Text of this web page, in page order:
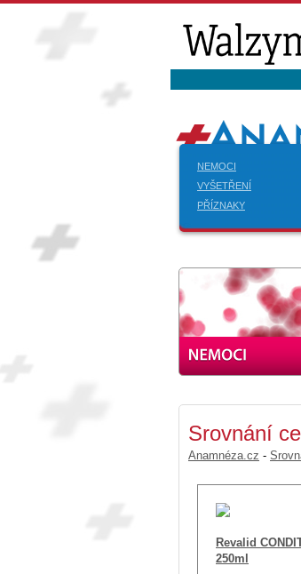
NEMOCI
VYŠETŘENÍ
PŘÍZNAKY
Srovnání
Anamnéza.cz -
Revalid
250ml